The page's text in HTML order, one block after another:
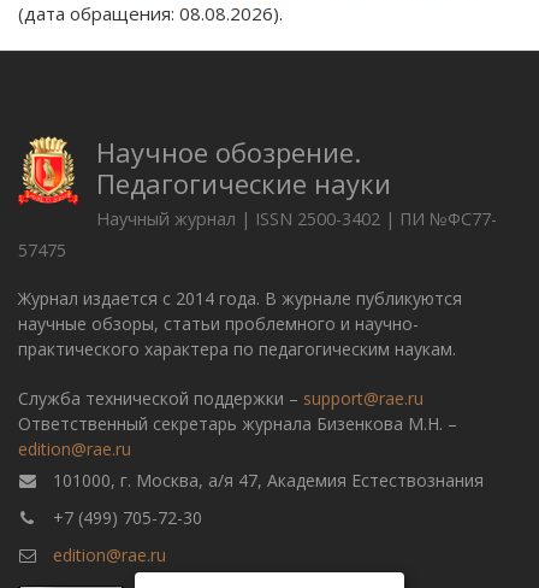
(дата обращения: 08.08.2026).
Научное обозрение.
Педагогические науки
Научный журнал | ISSN 2500-3402 | ПИ №ФС77-
57475
Журнал издается с 2014 года. В журнале публикуются
научные обзоры, статьи проблемного и научно-
практического характера по педагогическим наукам.
Служба технической поддержки – support@rae.ru
Ответственный секретарь журнала Бизенкова М.Н. –
edition@rae.ru
101000, г. Москва, а/я 47, Академия Естествознания
+7 (499) 705-72-30
edition@rae.ru